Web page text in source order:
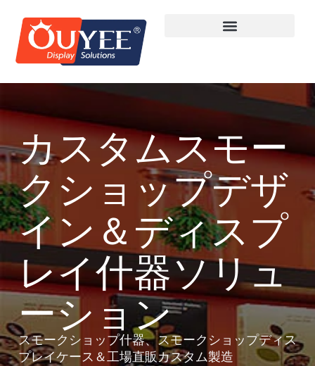
カスタムスモー
クショップデザ
イン＆ディスプ
レイ什器ソリュ
ーション
スモークショップ什器、スモークショップディス
プレイケース＆工場直販カスタム製造